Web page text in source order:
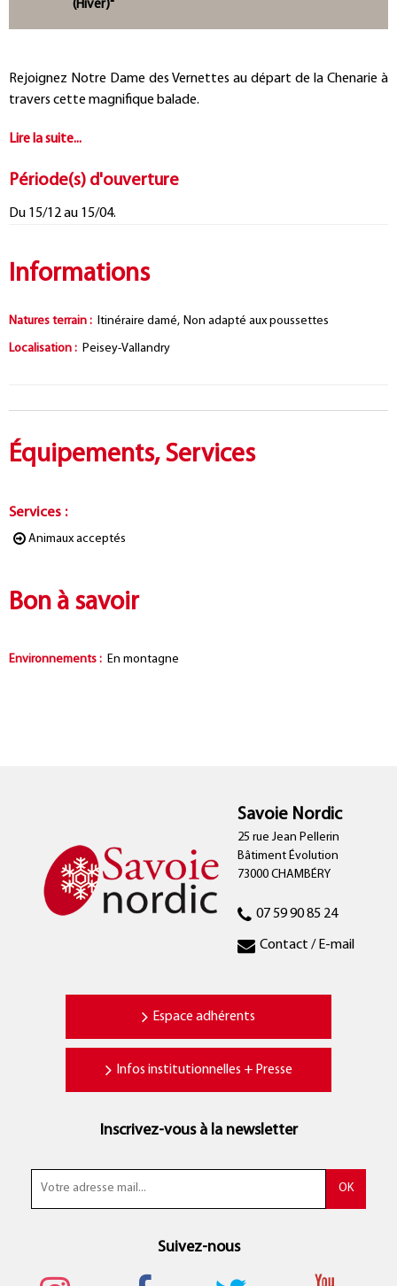
Rejoignez Notre Dame des Vernettes au départ de la Chenarie à
travers cette magnifique balade.
Période(s) d'ouverture
Du 15/12 au 15/04.
Informations
Natures terrain : Itinéraire damé Non adapté aux poussettes
Localisation : Peisey-Vallandry
Équipements, Services
Services :
Animaux acceptés
Bon à savoir
Environnements : En montagne
Savoie Nordic
25 rue Jean Pellerin
Bâtiment Évolution
73000 CHAMBÉRY
07 59 90 85 24
Contact / E-mail
Espace adhérents
Infos institutionnelles + Presse
Inscrivez-vous à la newsletter
Suivez-nous